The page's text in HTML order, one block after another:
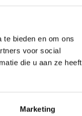
bieden en om ons
voor social
die u aan ze heeft
Marketing